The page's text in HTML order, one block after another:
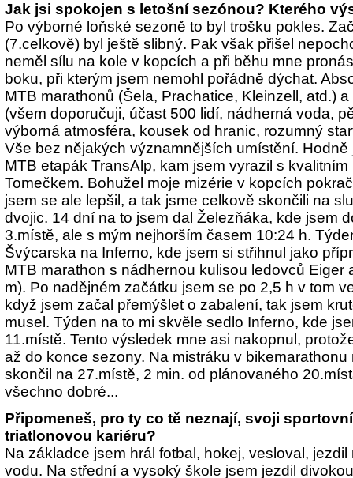
Jak jsi spokojen s letošní sezónou? Kterého
Po výborné loňské sezoně to byl trošku pokles.
(7.celkově) byl ještě slibný. Pak však přišel
neměl sílu na kole v kopcích a při běhu mne
boku, při kterým jsem nemohl pořádně dýchat.
MTB marathonů (Šela, Prachatice, Kleinzell, atd.)
(všem doporučuji, účast 500 lidí, nádherná voda,
výborná atmosféra, kousek od hranic, rozumný
Vše bez nějakých významnějších umístění. Hodně
MTB etapák TransAlp, kam jsem vyrazil s
Tomečkem. Bohužel moje mizérie v kopcích
jsem se ale lepšil, a tak jsme celkově skončili na
dvojic. 14 dní na to jsem dal Železňáka, kde jsem
3.místě, ale s mým nejhorším časem 10:24 h.
Švýcarska na Inferno, kde jsem si střihnul jako
MTB marathon s nádhernou kulisou ledovců Eiger
m). Po nadějném začátku jsem se po 2,5 h v tom
když jsem začal přemýšlet o zabalení, tak jsem
musel. Týden na to mi skvěle sedlo Inferno, kde
11.místě. Tento výsledek mne asi nakopnul,
až do konce sezony. Na mistráku v
skončil na 27.místě, 2 min. od plánovaného
všechno dobré...
Připomeneš, pro ty co tě neznají, svoji
triatlonovou kariéru?
Na základce jsem hrál fotbal, hokej, vesloval,
vodu. Na střední a vysoký škole jsem jezdil